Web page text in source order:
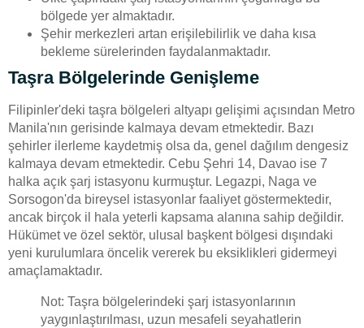
bölgede yer almaktadır.
Şehir merkezleri artan erişilebilirlik ve daha kısa
bekleme sürelerinden faydalanmaktadır.
Taşra Bölgelerinde Genişleme
Filipinler'deki taşra bölgeleri altyapı gelişimi açısından Metro
Manila'nın gerisinde kalmaya devam etmektedir. Bazı
şehirler ilerleme kaydetmiş olsa da, genel dağılım dengesiz
kalmaya devam etmektedir. Cebu Şehri 14, Davao ise 7
halka açık şarj istasyonu kurmuştur. Legazpi, Naga ve
Sorsogon'da bireysel istasyonlar faaliyet göstermektedir,
ancak birçok il hala yeterli kapsama alanına sahip değildir.
Hükümet ve özel sektör, ulusal başkent bölgesi dışındaki
yeni kurulumlara öncelik vererek bu eksiklikleri gidermeyi
amaçlamaktadır.
Not: Taşra bölgelerindeki şarj istasyonlarının
yaygınlaştırılması, uzun mesafeli seyahatlerin